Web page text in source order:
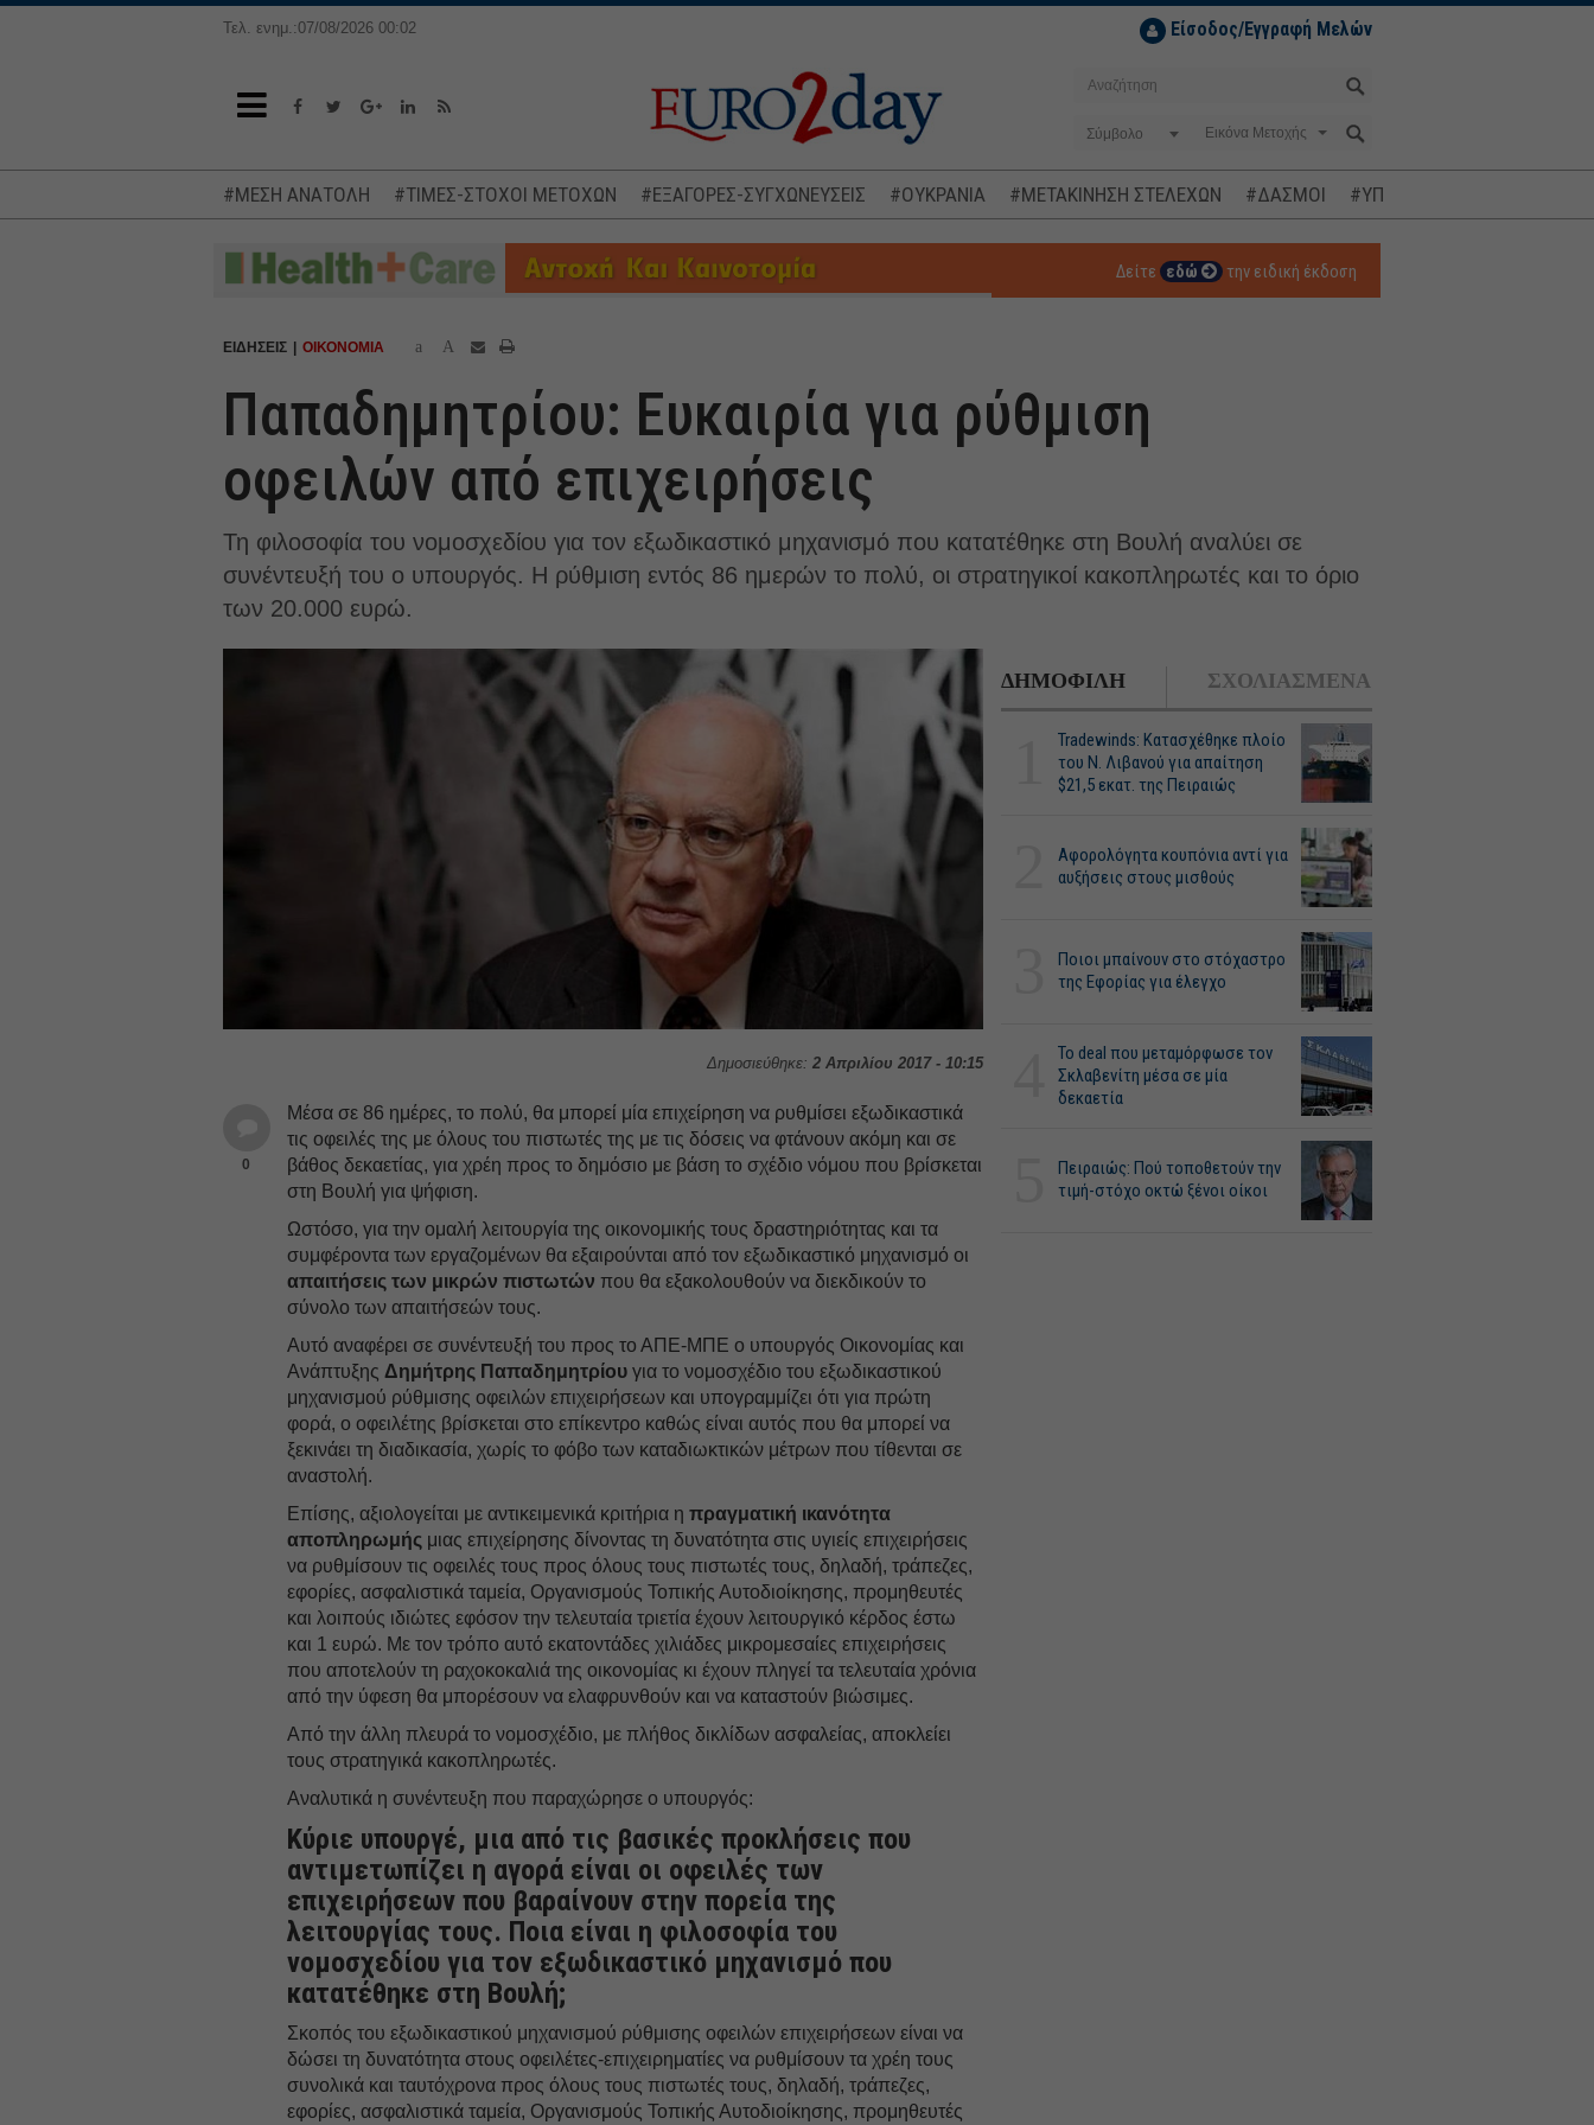
Τελ. ενημ.:07/08/2026 00:02 Είσοδος/Εγγραφή Μελών
Σύμβολο
#ΜΕΣΗ ΑΝΑΤΟΛΗ #ΤΙΜΕΣ-ΣΤΟΧΟΙ ΜΕΤΟΧΩΝ #ΕΞΑΓΟΡΕΣ-ΣΥΓΧΩΝΕΥΣΕΙΣ #ΟΥΚΡΑΝΙΑ #ΜΕΤΑΚΙΝΗΣΗ ΣΤΕΛΕΧΩΝ #ΔΑΣΜΟΙ #ΥΠΟΚΛΟΠΕΣ
Δείτε εδώ την ειδική έκδοση
ΕΙΔΗΣΕΙΣ ΟΙΚΟΝΟΜΙΑ a A
Παπαδημητρίου: Ευκαιρία για ρύθμιση
οφειλών από επιχειρήσεις
Τη φιλοσοφία του νομοσχεδίου για τον εξωδικαστικό μηχανισμό που κατατέθηκε στη Βουλή αναλύει σε
συνέντευξή του ο υπουργός. Η ρύθμιση εντός 86 ημερών το πολύ, οι στρατηγικοί κακοπληρωτές και το όριο
των 20.000 ευρώ.
Δημοσιεύθηκε: 2 Απριλίου 2017 - 10:15
0
Μέσα σε 86 ημέρες, το πολύ, θα μπορεί μία επιχείρηση να ρυθμίσει εξωδικαστικά
τις οφειλές της με όλους του πιστωτές της με τις δόσεις να φτάνουν ακόμη και σε
βάθος δεκαετίας, για χρέη προς το δημόσιο με βάση το σχέδιο νόμου που βρίσκεται
στη Βουλή για ψήφιση.
Ωστόσο, για την ομαλή λειτουργία της οικονομικής τους δραστηριότητας και τα
συμφέροντα των εργαζομένων θα εξαιρούνται από τον εξωδικαστικό μηχανισμό οι
απαιτήσεις των μικρών πιστωτών που θα εξακολουθούν να διεκδικούν το
σύνολο των απαιτήσεών τους.
Αυτό αναφέρει σε συνέντευξή του προς το ΑΠΕ-ΜΠΕ ο υπουργός Οικονομίας και
ΑνάπτυξηςΔημήτρης Παπαδημητρίου για το νομοσχέδιο του εξωδικαστικού
μηχανισμού ρύθμισης οφειλών επιχειρήσεων και υπογραμμίζει ότι για πρώτη
φορά, ο οφειλέτης βρίσκεται στο επίκεντρο καθώς είναι αυτός που θα μπορεί να
ξεκινάει τη διαδικασία, χωρίς το φόβο των καταδιωκτικών μέτρων που τίθενται σε
αναστολή.
Επίσης, αξιολογείται με αντικειμενικά κριτήρια ηπραγματική ικανότητα
αποπληρωμής μιας επιχείρησης δίνοντας τη δυνατότητα στις υγιείς επιχειρήσεις
να ρυθμίσουν τις οφειλές τους προς όλους τους πιστωτές τους, δηλαδή, τράπεζες,
εφορίες, ασφαλιστικά ταμεία, Οργανισμούς Τοπικής Αυτοδιοίκησης, προμηθευτές
και λοιπούς ιδιώτες εφόσον την τελευταία τριετία έχουν λειτουργικό κέρδος έστω
και 1 ευρώ. Με τον τρόπο αυτό εκατοντάδες χιλιάδες μικρομεσαίες επιχειρήσεις
που αποτελούν τη ραχοκοκαλιά της οικονομίας κι έχουν πληγεί τα τελευταία χρόνια
από την ύφεση θα μπορέσουν να ελαφρυνθούν και να καταστούν βιώσιμες.
Από την άλλη πλευρά το νομοσχέδιο, με πλήθος δικλίδων ασφαλείας, αποκλείει
τους στρατηγικά κακοπληρωτές.
Αναλυτικά η συνέντευξη που παραχώρησε ο υπουργός:
Κύριε υπουργέ, μια από τις βασικές προκλήσεις που
αντιμετωπίζει η αγορά είναι οι οφειλές των
επιχειρήσεων που βαραίνουν στην πορεία της
λειτουργίας τους. Ποια είναι η φιλοσοφία του
νομοσχεδίου για τον εξωδικαστικό μηχανισμό που
κατατέθηκε στη Βουλή;
Σκοπός του εξωδικαστικού μηχανισμού ρύθμισης οφειλών επιχειρήσεων είναι να
δώσει τη δυνατότητα στους οφειλέτες-επιχειρηματίες να ρυθμίσουν τα χρέη τους
συνολικά και ταυτόχρονα προς όλους τους πιστωτές τους, δηλαδή, τράπεζες,
εφορίες, ασφαλιστικά ταμεία, Οργανισμούς Τοπικής Αυτοδιοίκησης, προμηθευτές
ΔΗΜΟΦΙΛΗ ΣΧΟΛΙΑΣΜΕΝΑ
Tradewinds: Κατασχέθηκε πλοίο
του Ν. Λιβανού για απαίτηση
$21,5 εκατ. της Πειραιώς
Αφορολόγητα κουπόνια αντί για
αυξήσεις στους μισθούς
Ποιοι μπαίνουν στο στόχαστρο
της Εφορίας για έλεγχο
Το deal που μεταμόρφωσε τον
Σκλαβενίτη μέσα σε μία
δεκαετία
Πειραιώς: Πού τοποθετούν την
τιμή-στόχο οκτώ ξένοι οίκοι